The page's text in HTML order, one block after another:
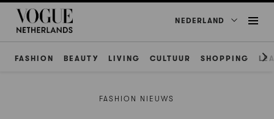
NEDERLAND
FASHION BEAUTY LIVING CULTUUR SHOPPING
FASHION NIEUWS